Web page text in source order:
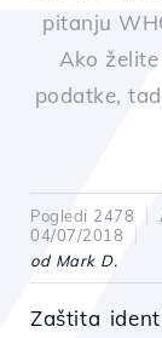
pitanju
Ako
podatke,
Pogledi 2478
04/07/2018
od Mark D.
Zaštita